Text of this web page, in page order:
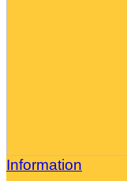
Information